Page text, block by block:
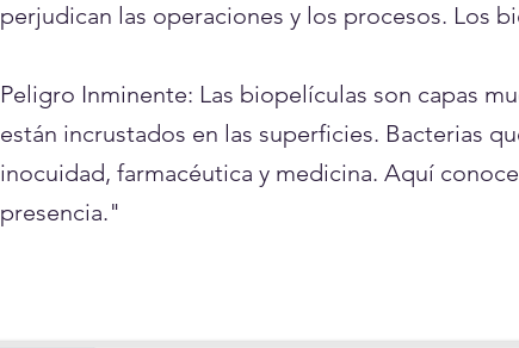
perjudican las operaciones y los procesos. Los
Peligro Inminente: Las biopelículas son capas
están incrustados en las superficies. Bacterias
inocuidad, farmacéutica y medicina. Aquí
presencia."